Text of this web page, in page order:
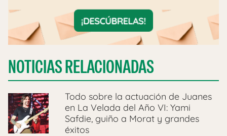
NOTICIAS RELACIONADAS
Todo sobre la actuación de Juanes
en La Velada del Año VI: Yami
Safdie, guiño a Morat y grandes
éxitos